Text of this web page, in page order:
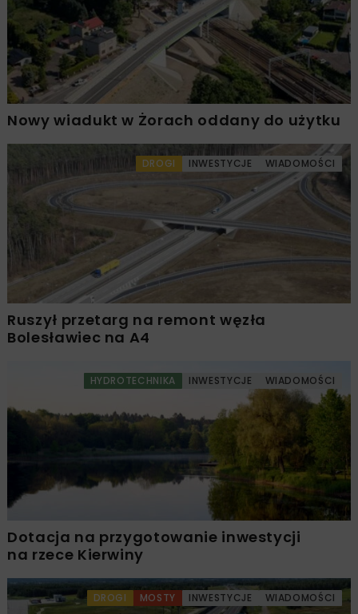
Nowy wiadukt w Żorach oddany do użytku
DROGI INWESTYCJE WIADOMOŚCI
Ruszył przetarg na remont węzła
Bolesławiec na A4
HYDROTECHNIKA INWESTYCJE WIADOMOŚCI
Dotacja na przygotowanie inwestycji
na rzece Kierwiny
DROGI MOSTY INWESTYCJE WIADOMOŚCI